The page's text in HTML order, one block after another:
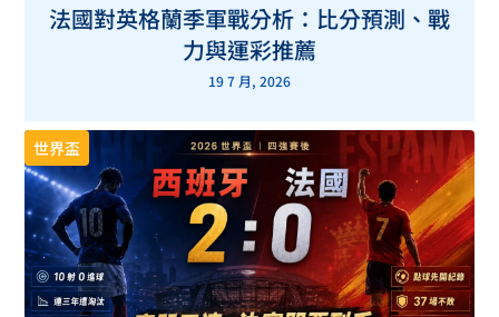
法國對英格蘭季軍戰分析：比分預測、戰
力與運彩推薦
19 7 月, 2026
世界盃